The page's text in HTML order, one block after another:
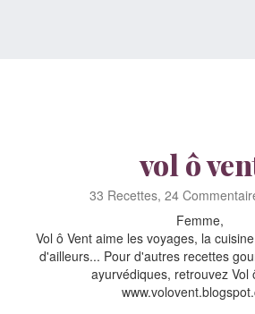
vol ô
33 Recettes, 24
Femme,
Vol ô Vent aime les voyages, la
d'ailleurs... Pour d'autres recettes
ayurvédiques, retrouvez Vol